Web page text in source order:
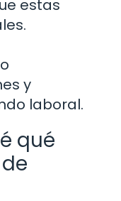
estas
y
laboral.
qué